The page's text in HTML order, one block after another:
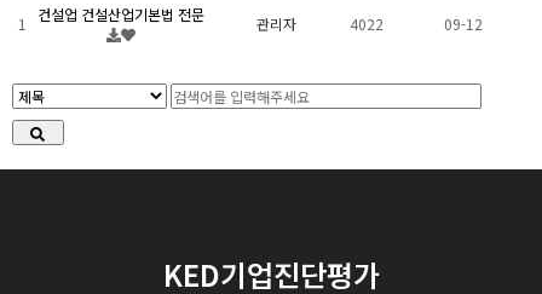
1 건설업 건설산업기본법 전문 관리자 4022 09-12
KED기업진단평가